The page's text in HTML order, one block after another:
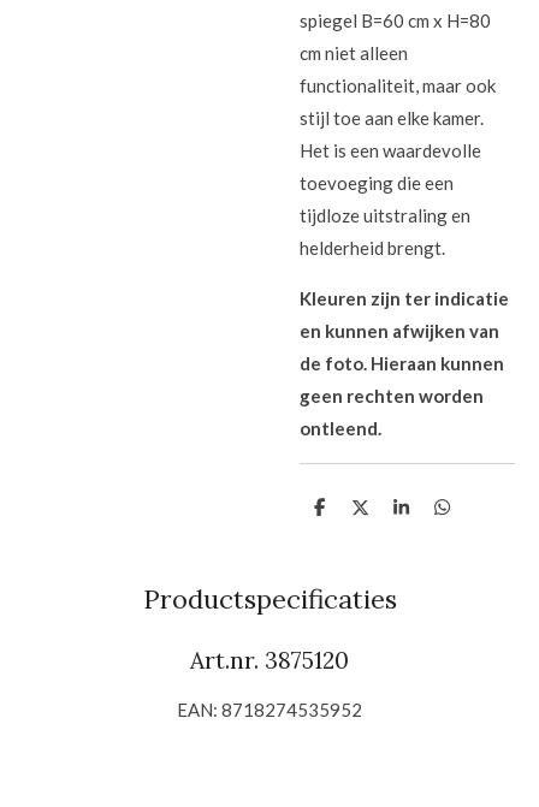
spiegel B=60 cm x H=80
cm niet alleen
functionaliteit, maar ook
stijl toe aan elke kamer.
Het is een waardevolle
toevoeging die een
tijdloze uitstraling en
helderheid brengt.
Kleuren zijn ter indicatie
en kunnen afwijken van
de foto. Hieraan kunnen
geen rechten worden
ontleend.
D
n
D
S
D
Productspecificaties
Art.nr. 3875120
EAN: 8718274535952